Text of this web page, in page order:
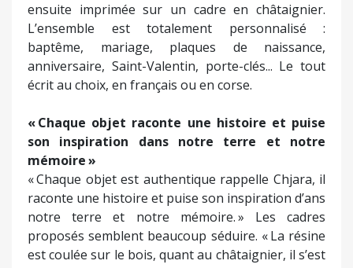
ensuite imprimée sur un cadre en châtaignier.
L’ensemble est totalement personnalisé :
baptême, mariage, plaques de naissance,
anniversaire, Saint-Valentin, porte-clés... Le tout
écrit au choix, en français ou en corse.
« Chaque objet raconte une histoire et puise
son inspiration dans notre terre et notre
mémoire »
« Chaque objet est authentique rappelle Chjara, il
raconte une histoire et puise son inspiration d’ans
notre terre et notre mémoire. » Les cadres
proposés semblent beaucoup séduire. « La résine
est coulée sur le bois, quant au châtaignier, il s’est